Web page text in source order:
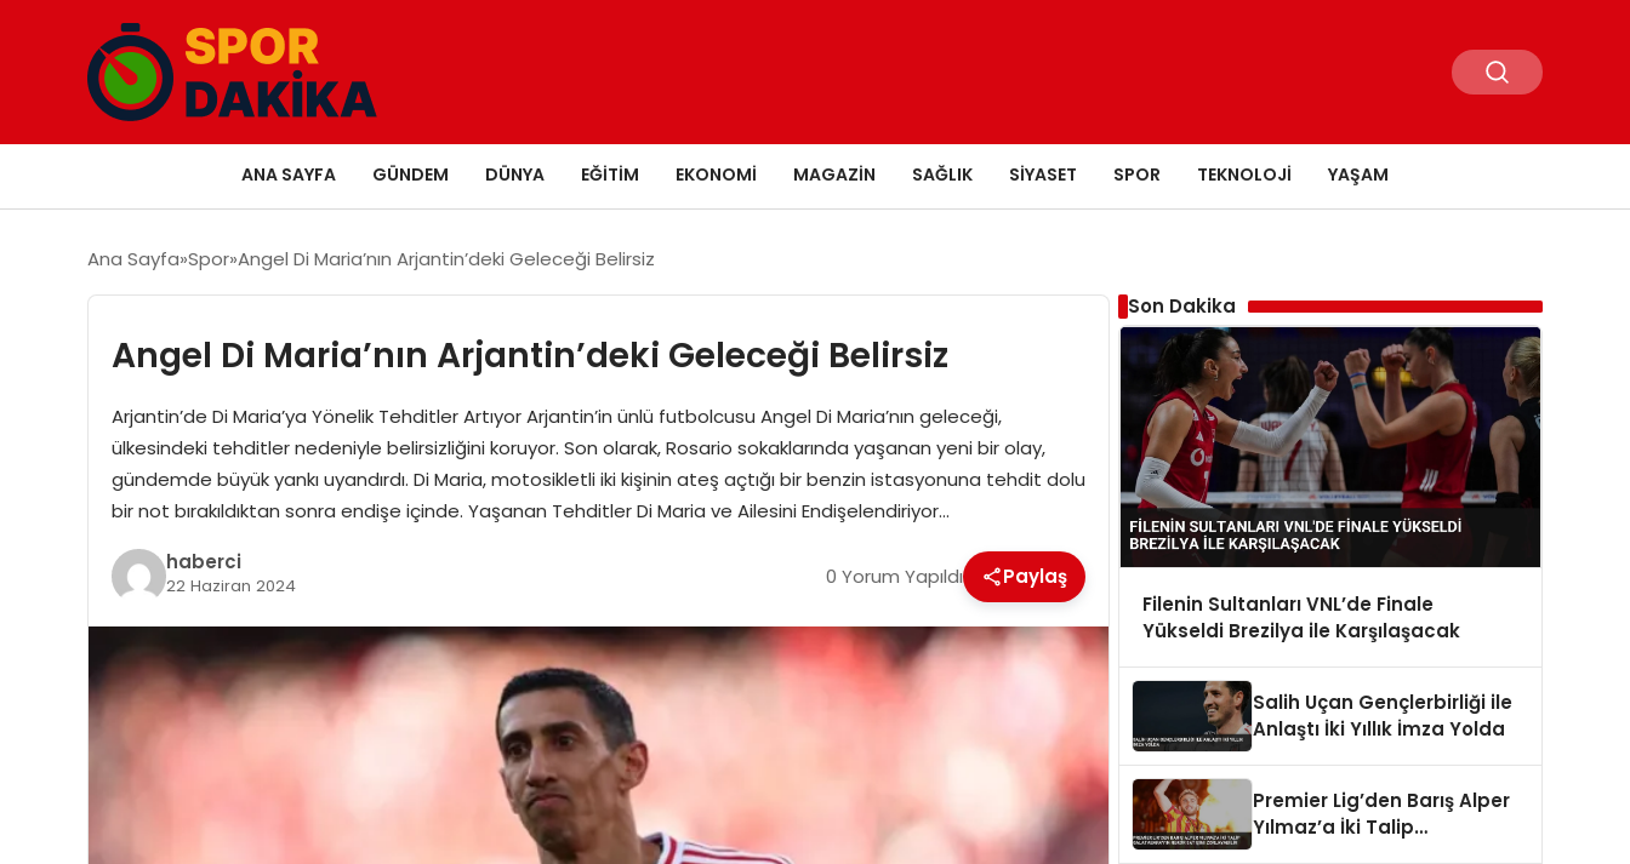
ANA SAYFA GÜNDEM DÜNYA EĞITIM EKONOMI MAGAZIN SAĞLIK SIYASET SPOR TEKNOLOJI YAŞAM
Ana Sayfa Spor Angel Di Maria’nın Arjantin’deki Geleceği Belirsiz
Angel Di Maria’nın Arjantin’deki Geleceği Belirsiz
Arjantin’de Di Maria’ya Yönelik Tehditler Artıyor Arjantin’in ünlü futbolcusu Angel Di Maria’nın geleceği,
ülkesindeki tehditler nedeniyle belirsizliğini koruyor. Son olarak, Rosario sokaklarında yaşanan yeni bir olay,
gündemde büyük yankı uyandırdı. Di Maria, motosikletli iki kişinin ateş açtığı bir benzin istasyonuna tehdit dolu
bir not bırakıldıktan sonra endişe içinde. Yaşanan Tehditler Di Maria ve Ailesini Endişelendiriyor…
haberci
22 Haziran 2024 0 Yorum Yapıldı Paylaş
Son Dakika
Filenin Sultanları VNL’de Finale
Yükseldi Brezilya ile Karşılaşacak
Salih Uçan Gençlerbirliği ile
Anlaştı İki Yıllık İmza Yolda
Premier Lig’den Barış Alper
Yılmaz’a İki Talip